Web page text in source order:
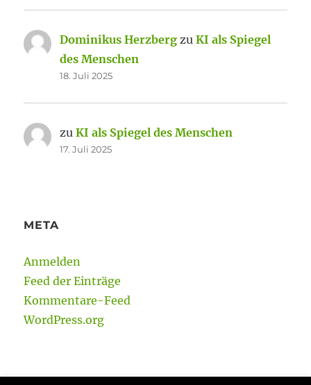
Dominikus Herzberg zuKI als Spiegel
des Menschen
18. Juli 2025
zuKI als Spiegel des Menschen
17. Juli 2025
META
Anmelden
Feed der Einträge
Kommentare-Feed
WordPress.org